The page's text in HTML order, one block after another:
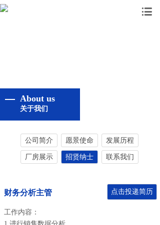
关于我们
About us
公司简介 发展历程
联系我们
愿景使命
厂房展示 招贤纳士
点击投递简历
财务分析主管
工作内容：